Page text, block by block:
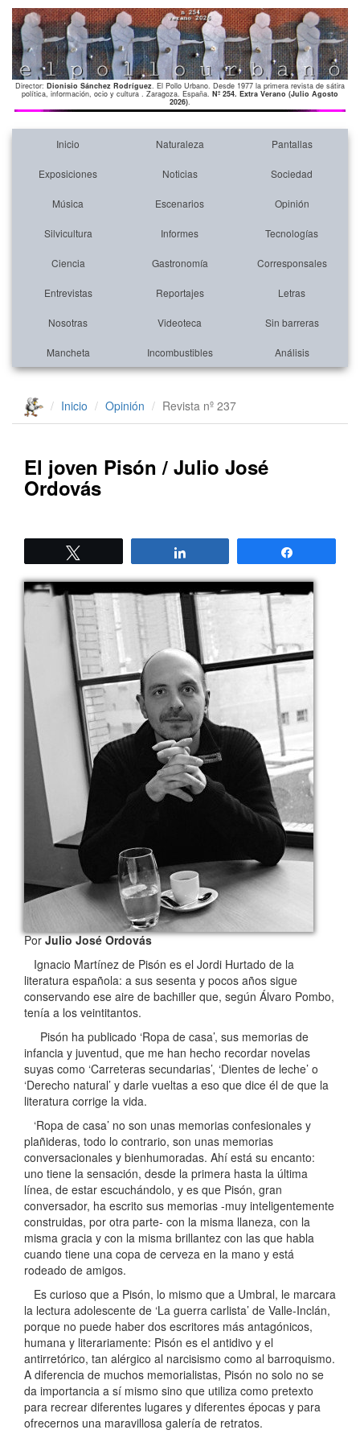
Director: Dionisio Sánchez Rodríguez. El Pollo Urbano. Desde 1977 la primera revista de sátira
política, información, ocio y cultura . Zaragoza. España. Nº 254. Extra Verano (Julio Agosto
2026).
Inicio Naturaleza Pantallas
Exposiciones Noticias Sociedad
Música Escenarios Opinión
Silvicultura Informes Tecnologías
Ciencia Gastronomía Corresponsales
Entrevistas Reportajes Letras
Nosotras Videoteca Sin barreras
Mancheta Incombustibles Análisis
Inicio Opinión Revista nº 237
El joven Pisón / Julio José
Ordovás
PorJulio José Ordovás
Ignacio Martínez de Pisón es el Jordi Hurtado de la
literatura española: a sus sesenta y pocos años sigue
conservando ese aire de bachiller que, según Álvaro Pombo,
tenía a los veintitantos.
Pisón ha publicado ‘Ropa de casa’, sus memorias de
infancia y juventud, que me han hecho recordar novelas
suyas como ‘Carreteras secundarias’, ‘Dientes de leche’ o
‘Derecho natural’ y darle vueltas a eso que dice él de que la
literatura corrige la vida.
‘Ropa de casa’ no son unas memorias confesionales y
plañideras, todo lo contrario, son unas memorias
conversacionales y bienhumoradas. Ahí está su encanto:
uno tiene la sensación, desde la primera hasta la última
línea, de estar escuchándolo, y es que Pisón, gran
conversador, ha escrito sus memorias -muy inteligentemente
construidas, por otra parte- con la misma llaneza, con la
misma gracia y con la misma brillantez con las que habla
cuando tiene una copa de cerveza en la mano y está
rodeado de amigos.
Es curioso que a Pisón, lo mismo que a Umbral, le marcara
la lectura adolescente de ‘La guerra carlista’ de Valle-Inclán,
porque no puede haber dos escritores más antagónicos,
humana y literariamente: Pisón es el antidivo y el
antirretórico, tan alérgico al narcisismo como al barroquismo.
A diferencia de muchos memorialistas, Pisón no solo no se
da importancia a sí mismo sino que utiliza como pretexto
para recrear diferentes lugares y diferentes épocas y para
ofrecernos una maravillosa galería de retratos.